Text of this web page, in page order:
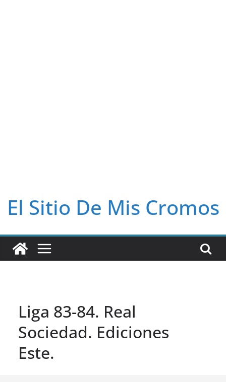
El Sitio De Mis Cromos
Liga 83-84. Real
Sociedad. Ediciones
Este.